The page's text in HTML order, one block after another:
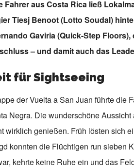
Fahrer aus Costa Rica ließ
Tiesj Benoot (Lotto Soudal)
Gaviria (Quick-Step
– und damit auch das
für Sightseeing
der Vuelta a San Juan führte die
Negra. Die wunderschöne
wirklich genießen. Früh lösten sich
konnten die Flüchtigen run sieben
kehrte keine Ruhe ein und das